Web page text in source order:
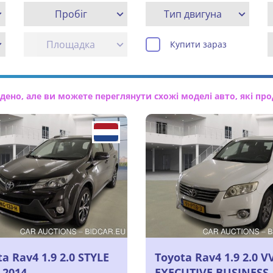
Пробіг Тип двигуна
Площадка Купити зараз
але ви можете переглянути схожі моделі авто, які
Rav4 1.9 2.0 STYLE
Toyota Rav4 1.9 2.0